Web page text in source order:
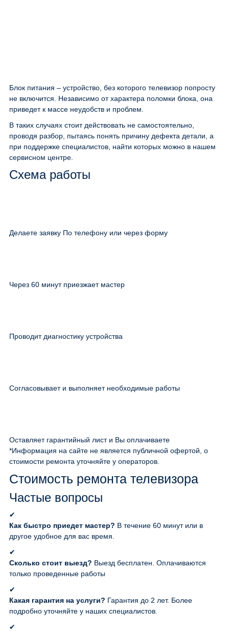
Блок питания – устройство, без которого телевизор попросту
не включится. Независимо от характера поломки блока, она
приведет к массе неудобств и проблем.
В таких случаях стоит действовать не самостоятельно,
проводя разбор, пытаясь понять причину дефекта детали, а
при поддержке специалистов, найти которых можно в нашем
сервисном центре.
Схема работы
Делаете заявку По телефону или через форму
Через 60 минут приезжает мастер
Проводит диагностику устройства
Согласовывает и выполняет необходимые работы
Оставляет гарантийный лист и Вы оплачиваете
*Информация на сайте не является публичной офертой, о
стоимости ремонта уточняйте у операторов.
Стоимость ремонта телевизора
Частые вопросы
✔
Как быстро приедет мастер? В течение 60 минут или в
другое удобное для вас время.
✔
Сколько стоит выезд? Выезд бесплатен. Оплачиваются
только проведенные работы
✔
Какая гарантия на услуги? Гарантия до 2 лет. Более
подробно уточняйте у наших специалистов.
✔